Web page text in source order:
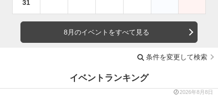
31
8月のイベントをすべて見る
条件を変更して検索
イベントランキング
2026年8月8日